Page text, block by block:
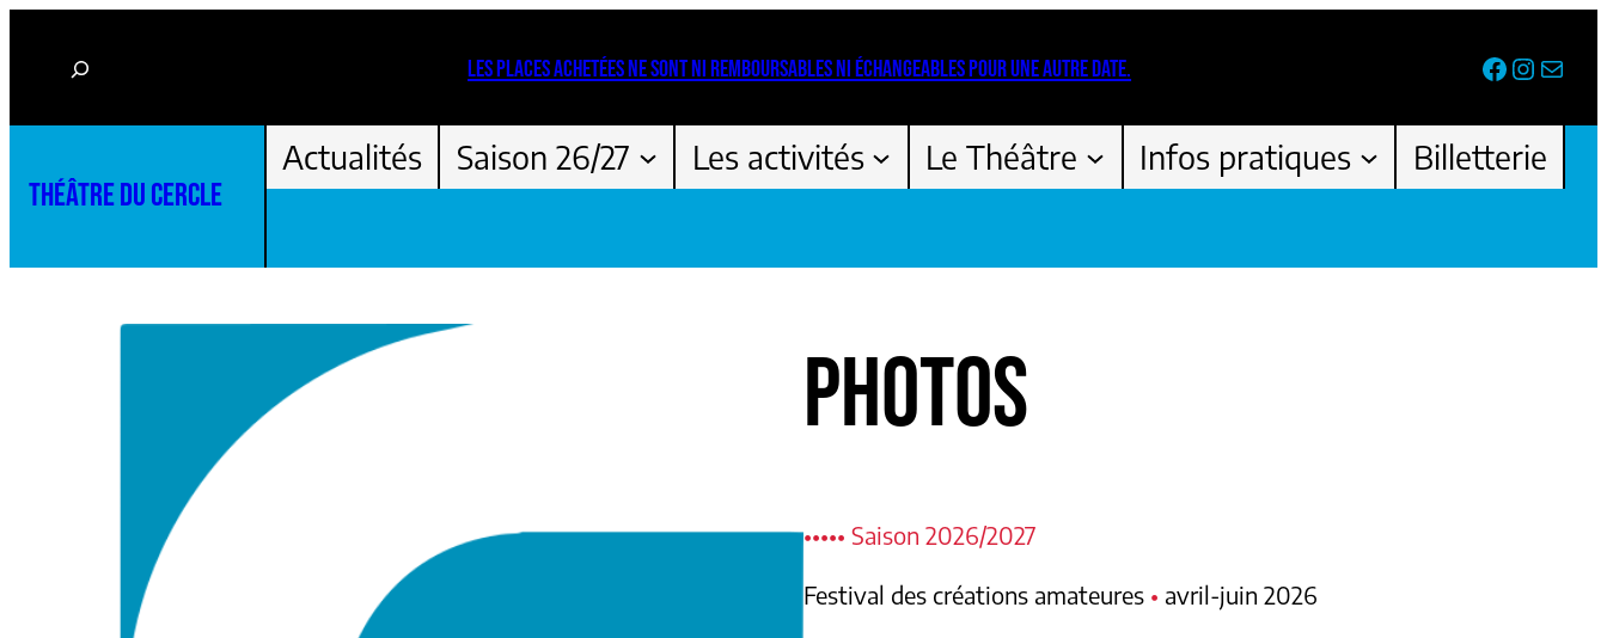
Rechercher LES PLACES ACHETÉES NE SONT NI REMBOURSABLES NI ÉCHANGEABLES POUR UNE AUTRE DATE. Facebook
THÉÂTRE DU CERCLE
Actualités Saison 26/27 Les activités Le Théâtre Infos pratiques Billetterie
PHOTOS
••••• Saison 2026/2027
Festival des créations amateures • avril-juin 2026